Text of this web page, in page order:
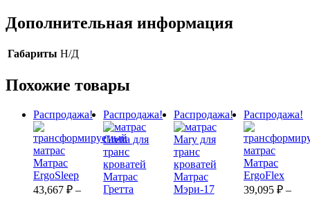
Дополнительная информация
Габариты Н/Д
Похожие товары
Распродажа!
Матрас
ErgoSleep
43,667 ₽ –
Распродажа!
Матрас
Гретта
Распродажа!
Матрас
Мэри-17
Распродажа!
Матрас
ErgoFlex
39,095 ₽–